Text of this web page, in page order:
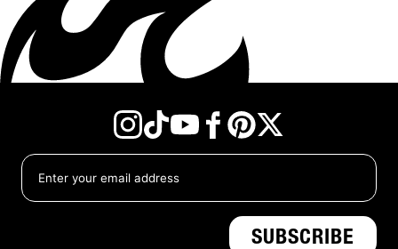
Instagram
TikTokYouTube
Facebook
Pinterest
Twitter